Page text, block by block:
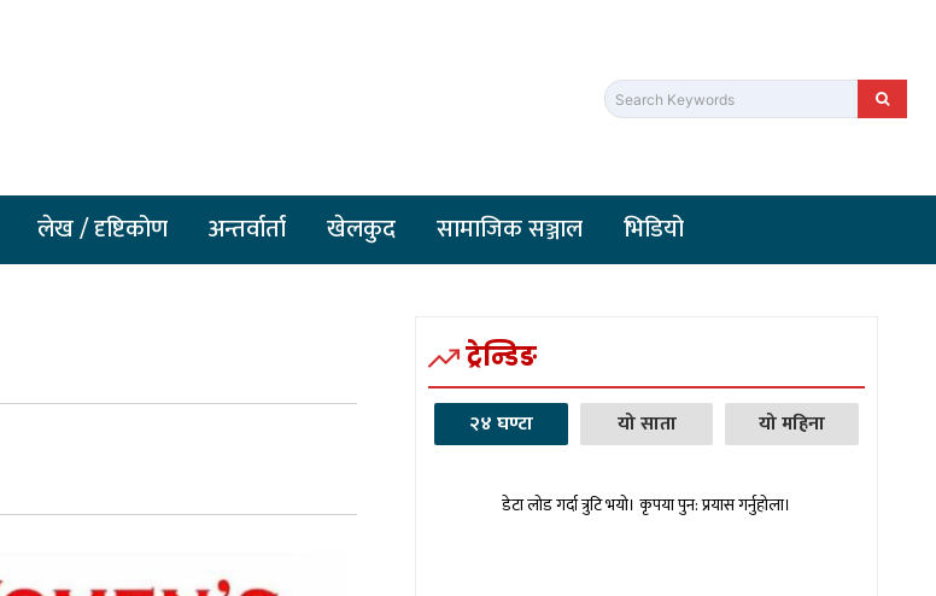
Search Keywords
लेख / दृष्टिकोण अन्तर्वार्ता खेलकुद सामाजिक सञ्जाल भिडियो
ट्रेन्डिङ
२४ घण्टा यो साता यो महिना
डेटा लोड गर्दा त्रुटि भयो। कृपया पुन: प्रयास गर्नुहोला।